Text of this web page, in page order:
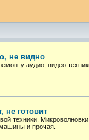
не видно
аудио, видео
не готовит
техники.
и прочая.